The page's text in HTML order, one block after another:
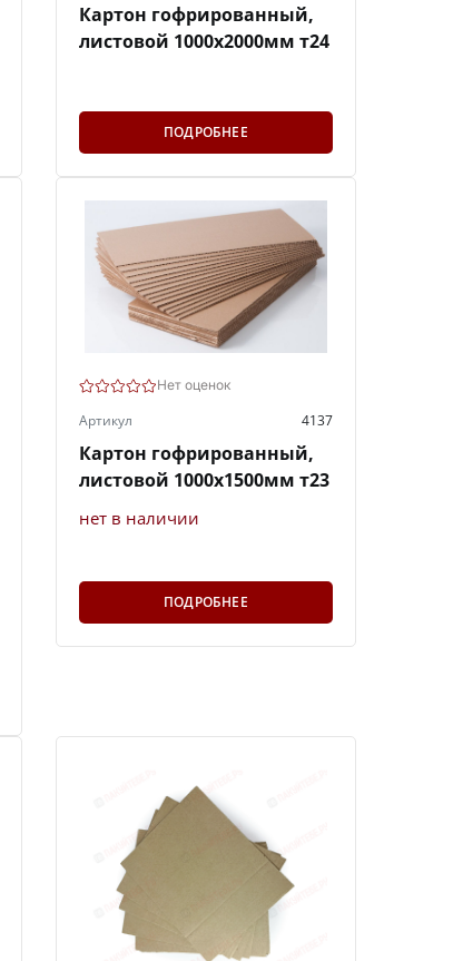
Картон гофрированный,
листовой 1000х2000мм т24
ПОДРОБНЕЕ
Нет оценок
Артикул 4137
Картон гофрированный,
листовой 1000х1500мм т23
нет в наличии
ПОДРОБНЕЕ